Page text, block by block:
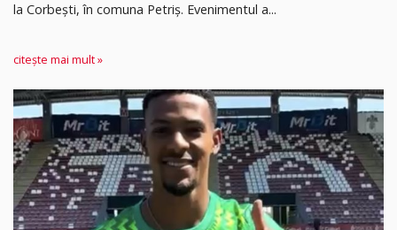
la Corbești, în comuna Petriș. Evenimentul a...
citește mai mult »